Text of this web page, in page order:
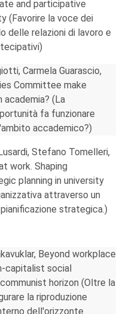
and participative
(Favorire la voce dei
delle relazioni di lavoro e
Carmela Guarascio,
Committee make
(La
fa funzionare
accademico?)
Stefano Tomelleri,
work. Shaping
planning in university
attraverso un
strategica.)
Beyond workplace
capitalist social
horizon (Oltre la
la riproduzione
dell'orizzonte